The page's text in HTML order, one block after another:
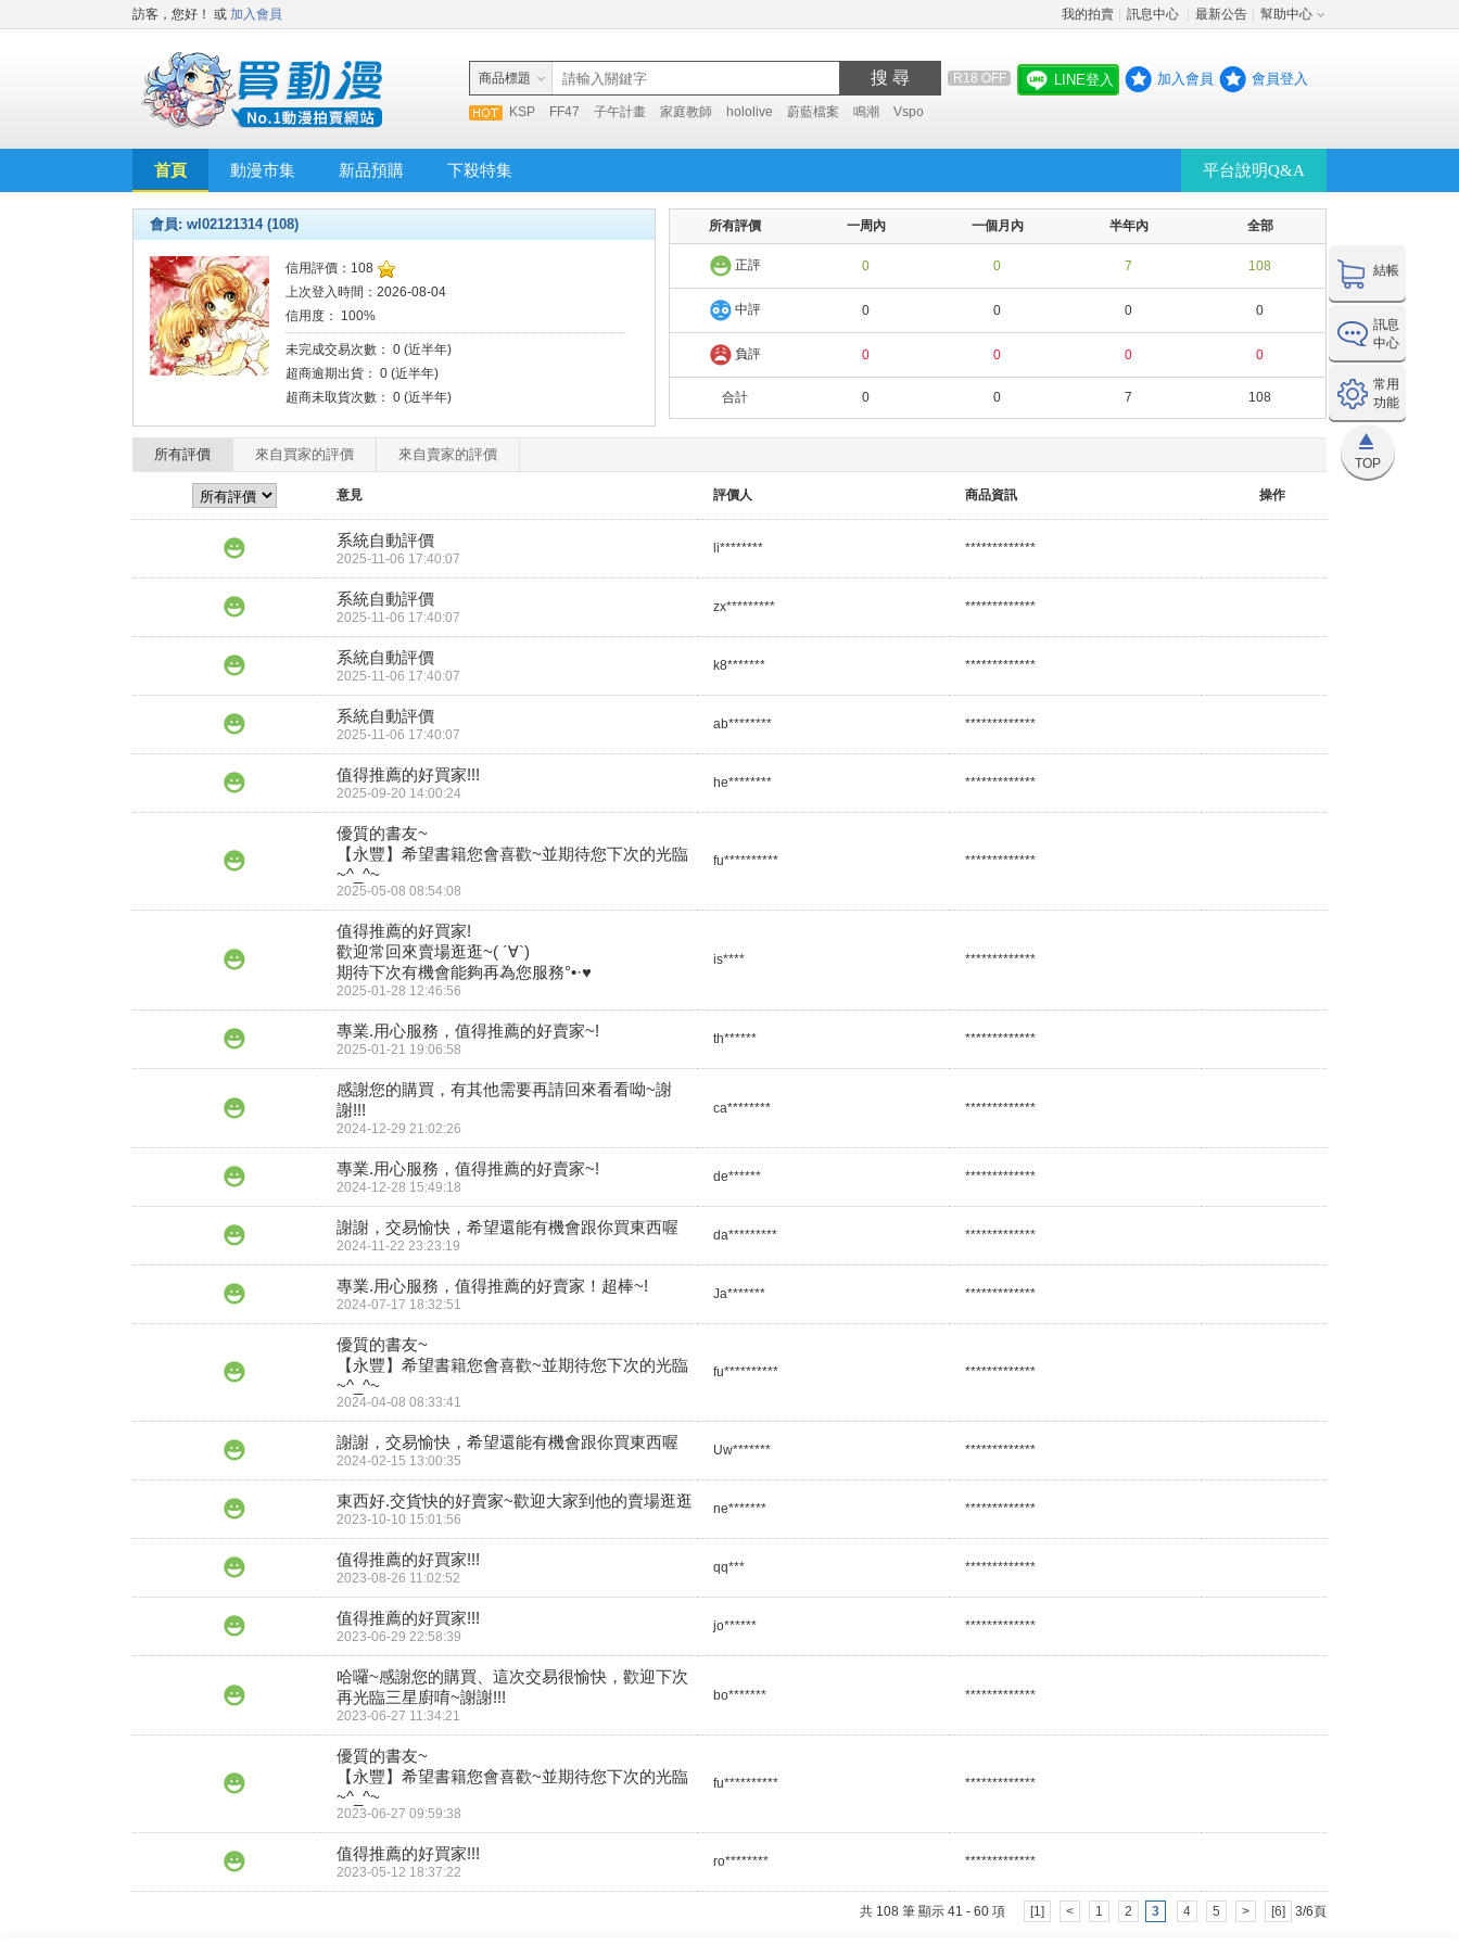
訪客，您好！ 或 加入會員 我的拍賣 訊息中心 最新公告 幫助中心
商品標題 搜 尋 R18 OFF
KSP FF47 子午計畫 家庭教師 hololive 蔚藍檔案 鳴潮 Vspo
LINE登入 加入會員 會員登入
首頁 動漫市集 新品預購 下殺特集 平台說明Q&A
結帳
訊息
中心
常用
功能
TOP
會員: wl02121314 (108)
信用評價：108
上次登入時間：2026-08-04
信用度： 100%
未完成交易次數： 0 (近半年)
超商逾期出貨： 0 (近半年)
超商未取貨次數： 0 (近半年)
所有評價 一周內 一個月內 半年內 全部
正評 0 0 7 108
中評 0 0 0 0
負評 0 0 0 0
合計 0 0 7 108
所有評價 來自買家的評價 來自賣家的評價
意見 評價人 商品資訊 操作
系統自動評價
2025-11-06 17:40:07
li******** *************
系統自動評價
2025-11-06 17:40:07
zx********* *************
系統自動評價
2025-11-06 17:40:07
k8******* *************
系統自動評價
2025-11-06 17:40:07
ab******** *************
值得推薦的好買家!!!
2025-09-20 14:00:24
he******** *************
優質的書友~
【永豐】希望書籍您會喜歡~並期待您下次的光臨
2025-05-08 08:54:08
fu********** *************
值得推薦的好買家!
歡迎常回來賣場逛逛~( ´∀`)
期待下次有機會能夠再為您服務°•·♥
2025-01-28 12:46:56
is**** *************
專業.用心服務，值得推薦的好賣家~!
2025-01-21 19:06:58
th****** *************
感謝您的購買，有其他需要再請回來看看呦~謝
謝!!!
2024-12-29 21:02:26
ca******** *************
專業.用心服務，值得推薦的好賣家~!
2024-12-28 15:49:18
de****** *************
謝謝，交易愉快，希望還能有機會跟你買東西喔
2024-11-22 23:23:19
da********* *************
專業.用心服務，值得推薦的好賣家！超棒~!
2024-07-17 18:32:51
Ja******* *************
優質的書友~
【永豐】希望書籍您會喜歡~並期待您下次的光臨
2024-04-08 08:33:41
fu********** *************
謝謝，交易愉快，希望還能有機會跟你買東西喔
2024-02-15 13:00:35
Uw******* *************
東西好.交貨快的好賣家~歡迎大家到他的賣場逛逛
2023-10-10 15:01:56
ne******* *************
值得推薦的好買家!!!
2023-08-26 11:02:52
qq*** *************
值得推薦的好買家!!!
2023-06-29 22:58:39
jo****** *************
哈囉~感謝您的購買、這次交易很愉快，歡迎下次
再光臨三星廚唷~謝謝!!!
2023-06-27 11:34:21
bo******* *************
優質的書友~
【永豐】希望書籍您會喜歡~並期待您下次的光臨
2023-06-27 09:59:38
fu********** *************
值得推薦的好買家!!!
2023-05-12 18:37:22
ro******** *************
共 108 筆 顯示 41 - 60 項 [1] < 1 2 3 4 5 > [6] 3/6頁